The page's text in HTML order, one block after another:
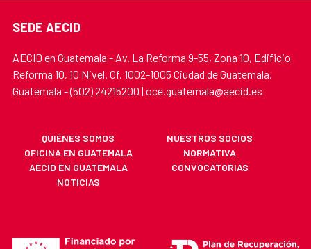
SEDE AECID
AECID en Guatemala - Av. La Reforma 9-55, Zona 10, Edificio
Reforma 10, 10 Nivel. Of. 1002-1005 Ciudad de Guatemala,
Guatemala - (502) 24215200 | oce.guatemala@aecid.es
QUIÉNES SOMOS
NUESTROS SOCIOS
OFICINA EN GUATEMALA
NORMATIVA
AECID EN GUATEMALA
CONVOCATORIAS
NOTICIAS